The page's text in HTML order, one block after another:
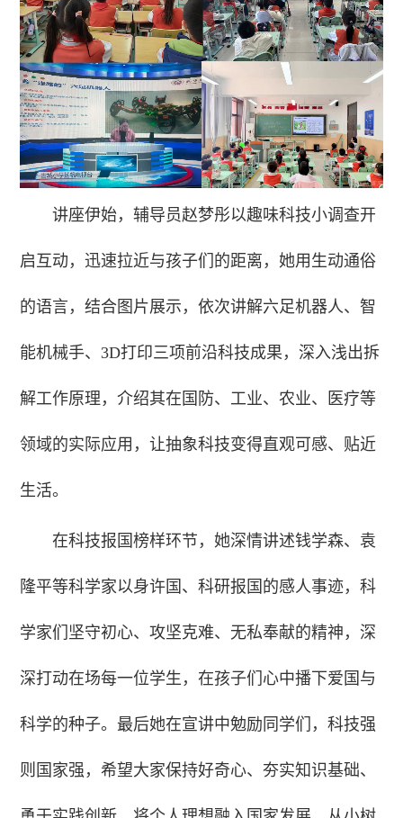
讲座伊始，辅导员赵梦彤以趣味科技小调查开
启互动，迅速拉近与孩子们的距离，她用生动通俗
的语言，结合图片展示，依次讲解六足机器人、智
能机械手、3D打印三项前沿科技成果，深入浅出拆
解工作原理，介绍其在国防、工业、农业、医疗等
领域的实际应用，让抽象科技变得直观可感、贴近
生活。
在科技报国榜样环节，她深情讲述钱学森、袁
隆平等科学家以身许国、科研报国的感人事迹，科
学家们坚守初心、攻坚克难、无私奉献的精神，深
深打动在场每一位学生，在孩子们心中播下爱国与
科学的种子。最后她在宣讲中勉励同学们，科技强
则国家强，希望大家保持好奇心、夯实知识基础、